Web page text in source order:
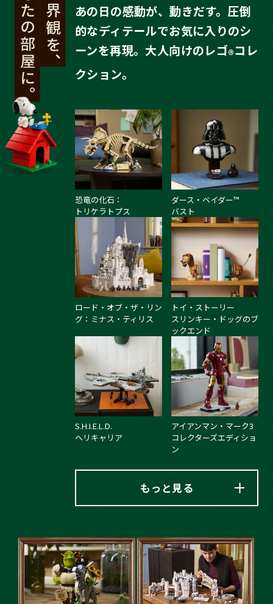
あの日の感動が、動きだす。圧倒
的なディテールでお気に入りのシ
ーンを再現。大人向けのレゴ®コレ
クション。
恐竜の化石：
トリケラトプス
ダース・ベイダー™
バスト
ロード・オブ・ザ・リン
グ：ミナス・ティリス
トイ・ストーリー
スリンキー・ドッグのブ
ックエンド
S.H.I.E.L.D.
ヘリキャリア
アイアンマン・マーク3
コレクターズエディショ
ン
もっと見る